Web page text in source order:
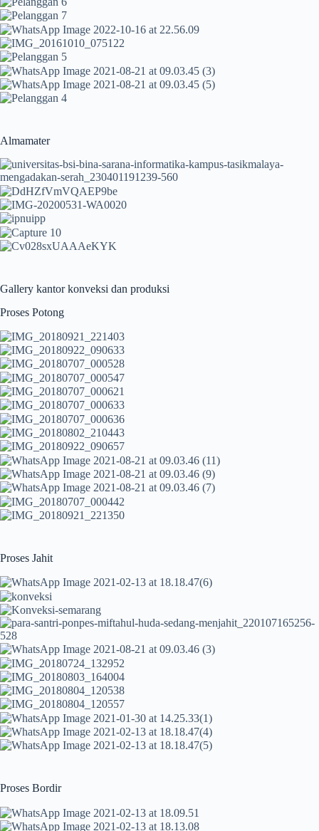
Almamater
Gallery kantor konveksi dan produksi
Proses Potong
Proses Jahit
Proses Bordir